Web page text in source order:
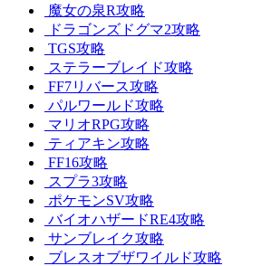
魔女の泉R攻略
ドラゴンズドグマ2攻略
TGS攻略
ステラーブレイド攻略
FF7リバース攻略
パルワールド攻略
マリオRPG攻略
ティアキン攻略
FF16攻略
スプラ3攻略
ポケモンSV攻略
バイオハザードRE4攻略
サンブレイク攻略
ブレスオブザワイルド攻略